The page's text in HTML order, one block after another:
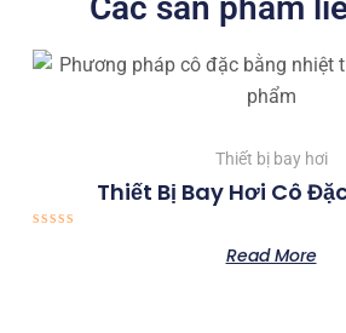
Thiết bị bay hơi
Thiết Bị Bay Hơi Cô
Read More